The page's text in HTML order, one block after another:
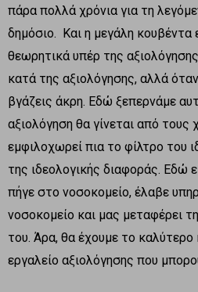
πάρα πολλά χρόνια για τη
δημόσιο. Και η μεγάλη κουβέντα
θεωρητικά υπέρ της
κατά της αξιολόγησης, αλλά
βγάζεις άκρη. Εδώ ξεπερνάμε
αξιολόγηση θα γίνεται από
εμφιλοχωρεί πια το φίλτρο του
της ιδεολογικής διαφοράς. Εδώ
πήγε στο νοσοκομείο, έλαβε
νοσοκομείο και μας μεταφέρει
του. Άρα, θα έχουμε το καλύτερο
εργαλείο αξιολόγησης που